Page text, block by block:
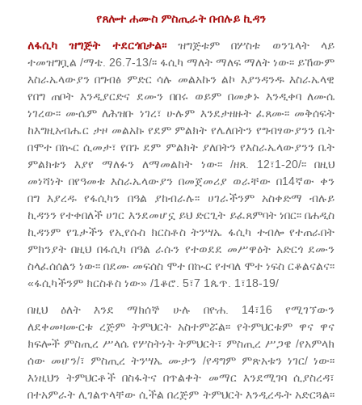
የጸሎተ ሐሙስ ምስጢራት በብሉይ ኪዳን
ለፋሲካ ዝግጅት ተደርጎበታል፡፡ ዝግጅቱም በሦስቱ ወንጌላት ላይ
ተመዝግቧል /ማቴ. 26.7-13/፡፡ ፋሲካ ማለት ማለፍ ማለት ነው፡፡ ይኸውም
እስራኤላውያን በግብፅ ምድር ሳሉ መልአኩን ልኮ እያንዳንዱ እስራኤላዊ
የበግ ጠቦት እንዲያርድና ደሙን በበሩ ወይም በመቃኑ እንዲቀባ ለሙሴ
ነገረው፡፡ ሙሴም ለሕዝቡ ነገረ፣ ሁሉም እንደታዘዙት ፈጸሙ፡፡ መቅሰፍት
ከእግዚአብሔር ታዞ መልአኩ የደም ምልክት የሌለበትን የግብፃውያንን ቤት
በሞተ በኲር ሲመታ፣ የበጉ ደም ምልክት ያለበትን የእስራኤላውያንን ቤት
ምልክቱን እያየ ማለፉን ለማመልከት ነው፡፡ /ዘጸ. 12፣1-20/፡፡ በዚህ
መነሻነት በየዓመቱ እስራኤላውያን በመጀመሪያ ወራቸው በ14ኛው ቀን
በግ እያረዱ የፋሲካን በዓል ያከብራሉ፡፡ ሀገራችንም አስቀድማ ብሉይ
ኪዳንን የተቀበለች ሀገር እንደመሆኗ ይህ ድርጊት ይፈጸምባት ነበር፡፡ በሐዲስ
ኪዳንም የጌታችን የኢየሱስ ክርስቶስ ትንሣኤ ፋሲካ ተብሎ የተጠራበት
ምክንያት በዚህ በፋሲካ በዓል ራሱን የተወደደ መሥዋዕት አድርጎ ደሙን
ስላፈሰሰልን ነው፡፡ በደሙ መፍሰስ ሞተ በኲር የተባለ ሞተ ነፍስ ርቆልናልና፡፡
«ፋሲካችንም ክርስቶስ ነው» /1ቆሮ. 5፣7 1ጴጥ. 1፣18-19/
በዚህ ዕለት እንደ ማክሰኞ ሁሉ በዮሐ. 14፣16 የሚገኘውን
ለደቀመዛሙርቱ ረጅም ትምህርት አስተምሯል፡፡ የትምህርቱም ዋና ዋና
ክፍሎች ምስጢረ ሥላሴ የሦስትነት ትምህርት፣ ምስጢረ ሥጋዌ /የአምላክ
ሰው መሆን/፣ ምስጢረ ትንሣኤ ሙታን /የዳግም ምጽአቱን ነገር/ ነው፡፡
እነዚህን ትምህርቶች በስፋትና በጥልቀት መማር እንደሚገባ ሲያስረዳ፣
በተአምራት ሊገልጥላቸው ሲችል በረጅም ትምህርት እንዲረዱት አድርጓል፡፡